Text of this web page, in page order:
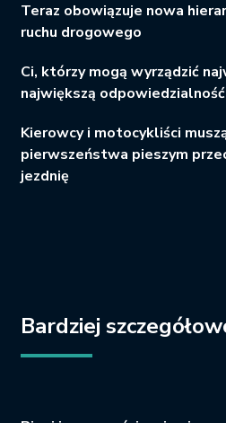
Teraz obowiązuje nowa
ruchu drogowego
Ci, którzy mogą wyrządzić
największą odpowiedzialność
Kierowcy i motocykliści
pierwszeństwa pieszym
jezdnię
Bardziej